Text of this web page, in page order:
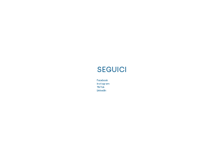
SEGUICI
Facebook
Instagram
TikTok
LinkedIn